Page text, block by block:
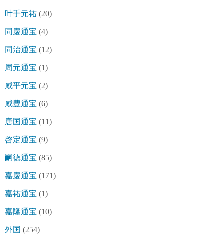
叶手元祐 (20)
同慶通宝 (4)
同治通宝 (12)
周元通宝 (1)
咸平元宝 (2)
咸豊通宝 (6)
唐国通宝 (11)
啓定通宝 (9)
嗣徳通宝 (85)
嘉慶通宝 (171)
嘉祐通宝 (1)
嘉隆通宝 (10)
外国 (254)